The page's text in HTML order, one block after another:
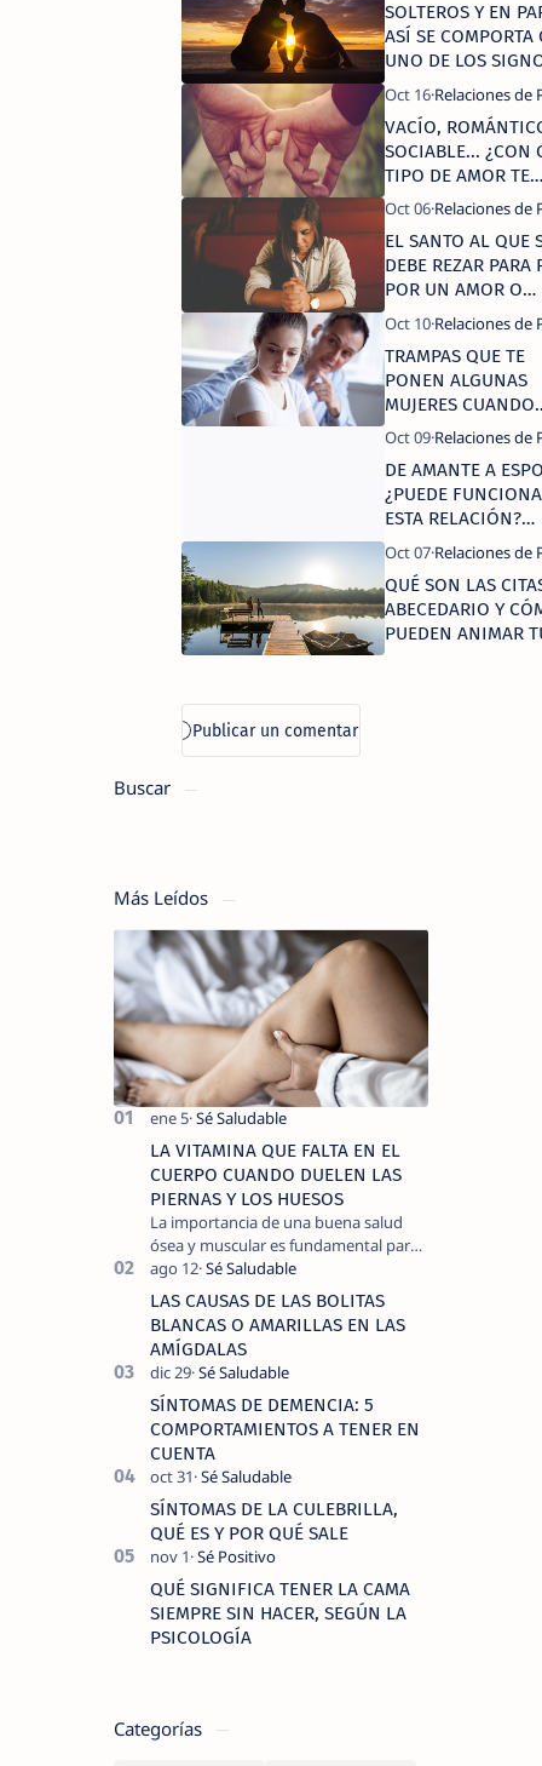
SOLTEROS Y EN
ASÍ SE COMPORTA
UNO DE LOS
DEL ZODIACO
VACÍO,
SOCIABLE... ¿CON
TIPO DE AMOR TE
IDENTIFICAS?
EL SANTO AL QUE
DEBE REZAR PARA
POR UN AMOR O
RECONCILIARSE
TRAMPAS QUE TE
PONEN ALGUNAS
MUJERES CUANDO
QUIEREN
INTERESADAS EN
CAIGAS
DE AMANTE A
¿PUEDE
ESTA RELACIÓN?
EXPERTOS
QUÉ SON LAS
ABECEDARIO Y
PUEDEN ANIMAR
Buscar
Más Leídos
LA VITAMINA QUE FALTA EN EL
CUERPO CUANDO DUELEN LAS
PIERNAS Y LOS HUESOS
La importancia de una buena salud
ósea y muscular es fundamental para
llevar una vida activa y sin dolor,
cuando experimentamos dolor en las
piernas …
LAS CAUSAS DE LAS BOLITAS
BLANCAS O AMARILLAS EN LAS
AMÍGDALAS
SÍNTOMAS DE DEMENCIA: 5
COMPORTAMIENTOS A TENER EN
CUENTA
SÍNTOMAS DE LA CULEBRILLA,
QUÉ ES Y POR QUÉ SALE
QUÉ SIGNIFICA TENER LA CAMA
SIEMPRE SIN HACER, SEGÚN LA
PSICOLOGÍA
Categorías